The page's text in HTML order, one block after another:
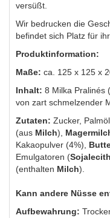
versüßt.
Wir bedrucken die
befindet sich Platz für
Produktinformation:
Maße: ca. 125 x 125 x
Inhalt: 8 Milka Pralinés
von zart schmelzender
Zutaten: Zucker,
(aus Milch),
Kakaopulver (4%),
Emulgatoren (
(enthalten Milch).
Kann andere Nüsse
Aufbewahrung: